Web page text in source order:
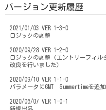
バージョン更新履歴
2021/01/03 VER 1-3-0
ロジックの調整
2020/09/28 VER 1-2-0
ロジックの調整（エントリーフィ
改良を行いました）
2020/09/10 VER 1-1-0
パラメータにGMT Summertimeを追加
2020/06/07 VER 1-0-1
新規出品